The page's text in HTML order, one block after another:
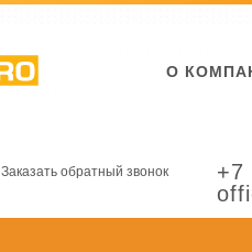
О
Заказать обратный звонок
+7